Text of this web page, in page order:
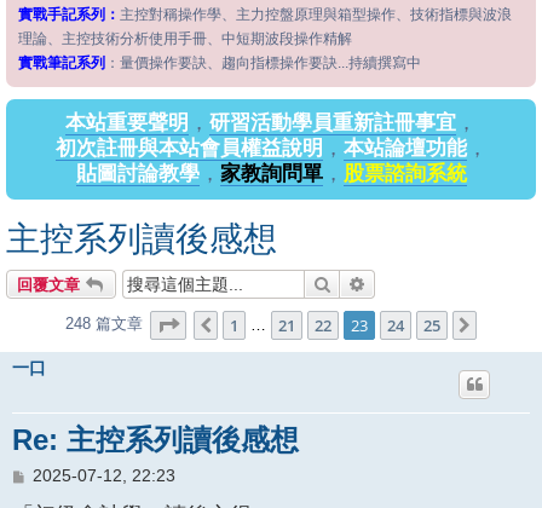
實戰手記系列： 主控對稱操作學、主力控盤原理與箱型操作、技術指標與波浪
理論、主控技術分析使用手冊、中短期波段操作精解
實戰筆記系列 ：量價操作要訣、趨向指標操作要訣...持續撰寫中
本站重要聲明 ， 研習活動學員重新註冊事宜 ，
初次註冊與本站會員權益說明 ， 本站論壇功能，
貼圖討論教學， 家教詢問單， 股票諮詢系統
主控系列讀後感想
回覆文章 搜尋
248 篇文章 23 頁 (共 25頁)
上一頁
1 … 21 22 23 24 25
一口
Re: 主控系列讀後感想
文
2025-07-12, 22:23